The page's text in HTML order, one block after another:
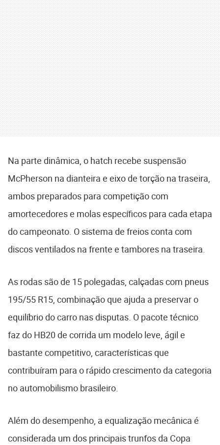
Na parte dinâmica, o hatch recebe suspensão
McPherson na dianteira e eixo de torção na traseira,
ambos preparados para competição com
amortecedores e molas específicos para cada etapa
do campeonato. O sistema de freios conta com
discos ventilados na frente e tambores na traseira.
As rodas são de 15 polegadas, calçadas com pneus
195/55 R15, combinação que ajuda a preservar o
equilíbrio do carro nas disputas. O pacote técnico
faz do HB20 de corrida um modelo leve, ágil e
bastante competitivo, características que
contribuíram para o rápido crescimento da categoria
no automobilismo brasileiro.
Além do desempenho, a equalização mecânica é
considerada um dos principais trunfos da Copa